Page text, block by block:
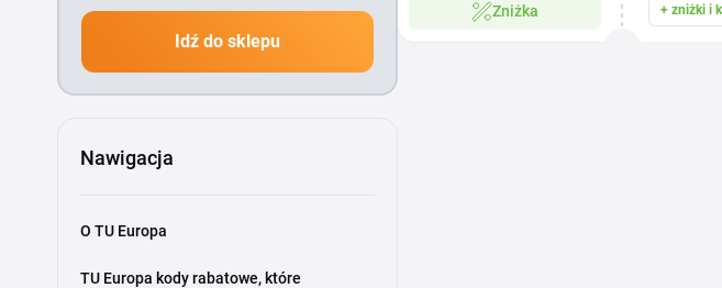
Idź do sklepu
Nawigacja
O TU Europa
TU Europa kody rabatowe, które
Zniżka + zniżki i